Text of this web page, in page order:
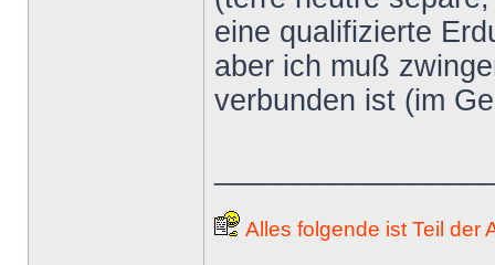
eine qualifizierte
aber ich muß
verbunden ist (im
Alles folgende ist Teil der